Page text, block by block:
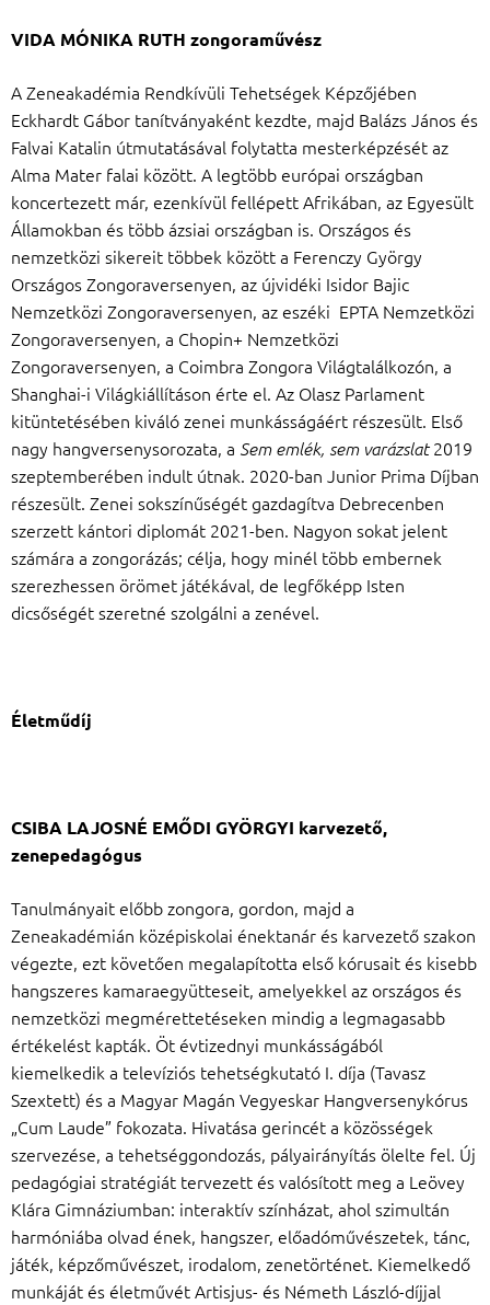
VIDA MÓNIKA RUTH zongoraművész
A Zeneakadémia Rendkívüli Tehetségek Képzőjében
Eckhardt Gábor tanítványaként kezdte, majd Balázs János és
Falvai Katalin útmutatásával folytatta mesterképzését az
Alma Mater falai között. A legtöbb európai országban
koncertezett már, ezenkívül fellépett Afrikában, az Egyesült
Államokban és több ázsiai országban is. Országos és
nemzetközi sikereit többek között a Ferenczy György
Országos Zongoraversenyen, az újvidéki Isidor Bajic
Nemzetközi Zongoraversenyen, az eszéki EPTA Nemzetközi
Zongoraversenyen, a Chopin+ Nemzetközi
Zongoraversenyen, a Coimbra Zongora Világtalálkozón, a
Shanghai-i Világkiállításon érte el. Az Olasz Parlament
kitüntetésében kiváló zenei munkásságáért részesült. Első
nagy hangversenysorozata, a Sem emlék, sem varázslat2019
szeptemberében indult útnak. 2020-ban Junior Prima Díjban
részesült. Zenei sokszínűségét gazdagítva Debrecenben
szerzett kántori diplomát 2021-ben. Nagyon sokat jelent
számára a zongorázás; célja, hogy minél több embernek
szerezhessen örömet játékával, de legfőképp Isten
dicsőségét szeretné szolgálni a zenével.
Életműdíj
CSIBA LAJOSNÉ EMŐDI GYÖRGYI karvezető,
zenepedagógus
Tanulmányait előbb zongora, gordon, majd a
Zeneakadémián középiskolai énektanár és karvezető szakon
végezte, ezt követően megalapította első kórusait és kisebb
hangszeres kamaraegyütteseit, amelyekkel az országos és
nemzetközi megmérettetéseken mindig a legmagasabb
értékelést kapták. Öt évtizednyi munkásságából
kiemelkedik a televíziós tehetségkutató I. díja (Tavasz
Szextett) és a Magyar Magán Vegyeskar Hangversenykórus
„Cum Laude” fokozata. Hivatása gerincét a közösségek
szervezése, a tehetséggondozás, pályairányítás ölelte fel. Új
pedagógiai stratégiát tervezett és valósított meg a Leövey
Klára Gimnáziumban: interaktív színházat, ahol szimultán
harmóniába olvad ének, hangszer, előadóművészetek, tánc,
játék, képzőművészet, irodalom, zenetörténet. Kiemelkedő
munkáját és életművét Artisjus- és Németh László-díjjal